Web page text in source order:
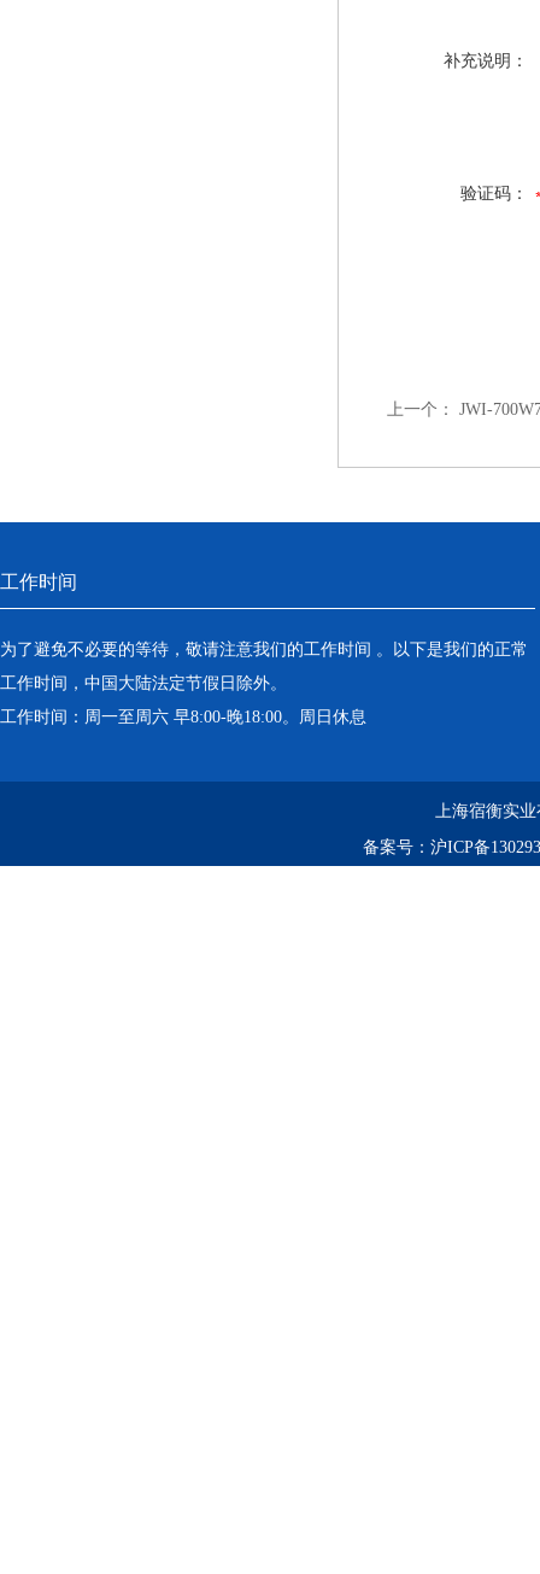
补充说明：
验证码：
上一个： JWI-
工作时间
为了避免不必要的等待，敬请注意我们的工作时间 。以下是我们的正常
工作时间，中国大陆法定节假日除外。
工作时间：周一至周六 早8:00-晚18:00。周日休息
上海宿衡实
备案号： 沪ICP备